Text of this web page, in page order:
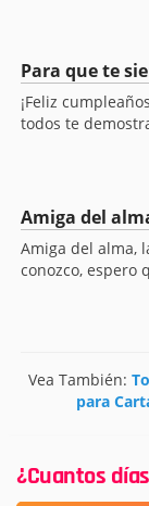
Para que te
¡Feliz
todos te
Amiga del
Amiga del alma,
conozco, espero
Vea También:
para
¿Cuantos